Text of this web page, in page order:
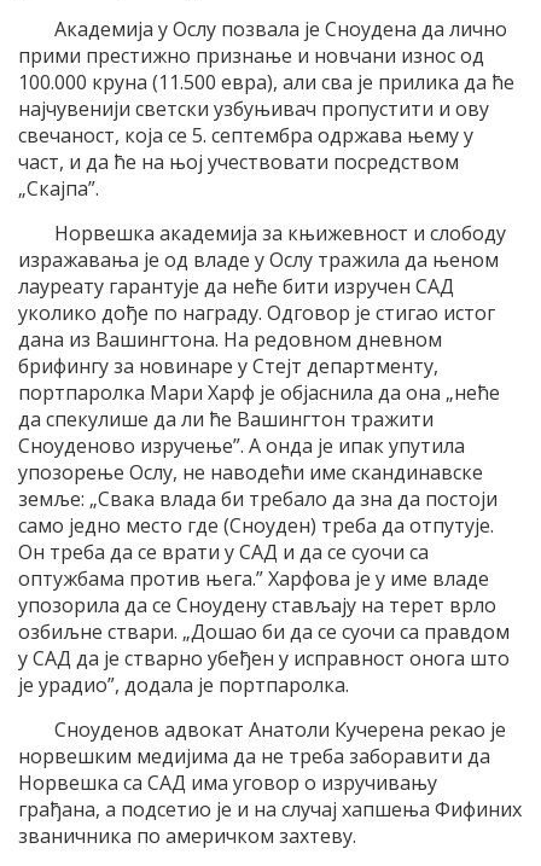
Академија у Ослу позвала је Сноудена да лично
прими престижно признање и новчани износ од
100.000 круна (11.500 евра), али сва је прилика да ће
најчувенији светски узбуњивач пропустити и ову
свечаност, која се 5. септембра одржава њему у
част, и да ће на њој учествовати посредством
„Скајпа”.
Норвешка академија за књижевност и слободу
изражавања је од владе у Ослу тражила да њеном
лауреату гарантује да неће бити изручен САД
уколико дође по награду. Одговор је стигао истог
дана из Вашингтона. На редовном дневном
брифингу за новинаре у Стејт департменту,
портпаролка Мари Харф је објаснила да она „неће
да спекулише да ли ће Вашингтон тражити
Сноуденово изручење”. А онда је ипак упутила
упозорење Ослу, не наводећи име скандинавске
земље: „Свака влада би требало да зна да постоји
само једно место где (Сноуден) треба да отпутује.
Он треба да се врати у САД и да се суочи са
оптужбама против њега.” Харфова је у име владе
упозорила да се Сноудену стављају на терет врло
озбиљне ствари. „Дошао би да се суочи са правдом
у САД да је стварно убеђен у исправност онога што
је урадио”, додала је портпаролка.
Сноуденов адвокат Анатоли Кучерена рекао је
норвешким медијима да не треба заборавити да
Норвешка са САД има уговор о изручивању
грађана, а подсетио је и на случај хапшења Фифиних
званичника по америчком захтеву.